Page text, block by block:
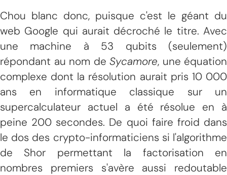
Chou blanc donc, puisque c'est le géant du
web Google qui aurait décroché le titre. Avec
une machine à 53 qubits (seulement)
répondant au nom de Sycamore, une équation
complexe dont la résolution aurait pris 10 000
ans en informatique classique sur un
supercalculateur actuel a été résolue en à
peine 200 secondes. De quoi faire froid dans
le dos des crypto-informaticiens si l'algorithme
de Shor permettant la factorisation en
nombres premiers s'avère aussi redoutable